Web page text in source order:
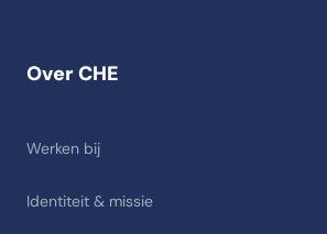
Over CHE
Werken bij
Identiteit & missie